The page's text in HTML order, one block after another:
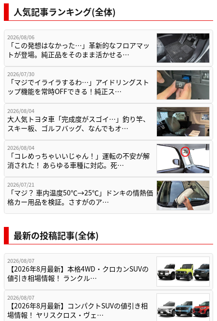
人気記事ランキング(全体)
2026/08/06
「この発想はなかった…」革新的なフロアマッ
トが登場。純正品をそのまま活かせる…
2026/07/30
「マジでイライラするわ…」アイドリングスト
ップ機能を常時OFFできる！純正ス…
2026/08/04
大人気トヨタ車「完成度がスゴイ…」釣り竿、
スキー板、ゴルフバッグ、なんでもオ…
2026/08/04
「コレめっちゃいいじゃん！」運転の不安が解
消された！ あらゆる車種に対応。死…
2026/07/21
「マジ？ 車内温度50℃→25℃」ドンキの情熱価
格カー用品を検証。さすがのア…
最新の投稿記事(全体)
2026/08/07
【2026年8月最新】本格4WD・クロカンSUVの
値引き相場情報！ ランクル…
2026/08/07
【2026年8月最新】コンパクトSUVの値引き相
場情報！ ヤリスクロス・ヴェ…